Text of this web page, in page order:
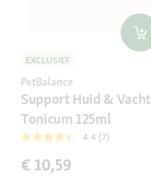
EXCLUSIEF
PetBalance
Support Huid & Vacht
Tonicum 125ml
4.4 (7)
€ 10,59